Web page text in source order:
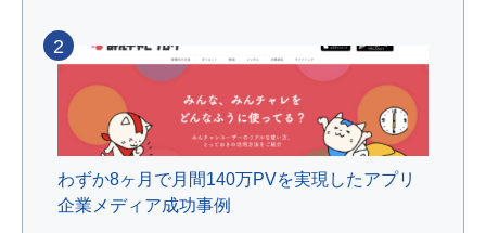
わずか8ヶ月で月間140万PVを実現したアプリ
企業メディア成功事例
2